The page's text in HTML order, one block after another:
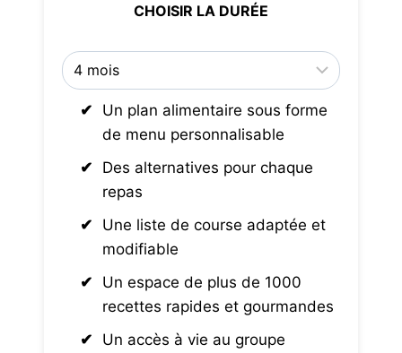
CHOISIR LA DURÉE
Un plan alimentaire sous forme
de menu personnalisable
Des alternatives pour chaque
repas
Une liste de course adaptée et
modifiable
Un espace de plus de 1000
recettes rapides et gourmandes
Un accès à vie au groupe